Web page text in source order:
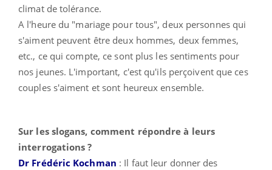
climat de tolérance.
A l'heure du "mariage pour tous", deux personnes qui
s'aiment peuvent être deux hommes, deux femmes,
etc., ce qui compte, ce sont plus les sentiments pour
nos jeunes. L'important, c'est qu'ils perçoivent que ces
couples s'aiment et sont heureux ensemble.
Sur les slogans, comment répondre à leurs
interrogations ?
Dr Frédéric Kochman : Il faut leur donner des